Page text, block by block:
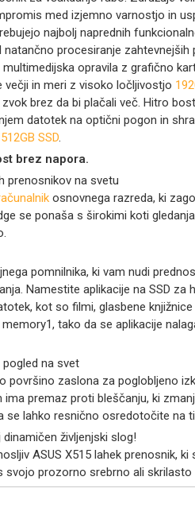
med izjemno varnostjo in
najbolj naprednih
procesiranje zahtevnejših
multimedijska opravila z grafično
večji in meri z visoko ločljivostjo
brez da bi plačali več. Hitro
datotek na optični pogon in
512GB SSD.
brez napora.
prenosnikov na svetu
osnovnega razreda, ki
se ponaša s širokimi koti
pomnilnika, ki vam nudi
Namestite aplikacije na SSD za
kot so filmi, glasbene
tako da se aplikacije
na svet
površino zaslona za poglobljeno
premaz proti bleščanju, ki
se lahko resnično osredotočite na
življenjski slog!
ASUS X515 lahek prenosnik,
svojo prozorno srebrno ali skrilasto